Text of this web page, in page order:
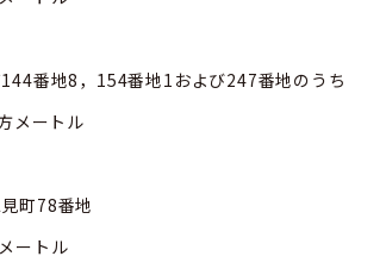
地8，154番地1および247番地のうち
トル
町78番地
ル